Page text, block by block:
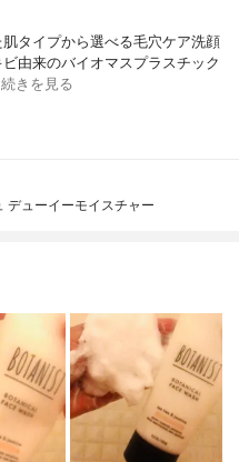
タイプから選べる毛穴ケア洗顔
由来のバイオマスプラスチック
続きを見る
デューイーモイスチャー